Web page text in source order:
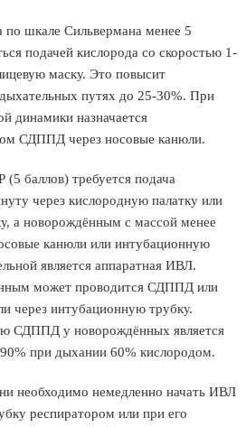
по шкале Сильвермана менее 5
подачей кислорода со скоростью 1-
маску. Это повысит
путях до 25-30%. При
динамики назначается
СДППД через носовые канюли.
баллов) требуется подача
через кислородную палатку или
а новорождённым с массой менее
канюли или интубационную
является аппаратная ИВЛ.
может проводится СДППД или
через интубационную трубку.
СДППД у новорождённых является
при дыхании 60% кислородом.
необходимо немедленно начать ИВЛ
респиратором или при его